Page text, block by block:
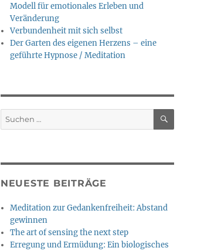
Modell für emotionales Erleben und
Veränderung
Verbundenheit mit sich selbst
Der Garten des eigenen Herzens – eine
geführte Hypnose / Meditation
Suche
nach:
SUCHEN
NEUESTE BEITRÄGE
Meditation zur Gedankenfreiheit: Abstand
gewinnen
The art of sensing the next step
Erregung und Ermüdung: Ein biologisches